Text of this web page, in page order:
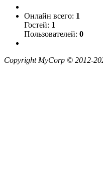
Онлайн всего: 1
Гостей: 1
Пользователей: 0
Copyright MyCorp © 2012-